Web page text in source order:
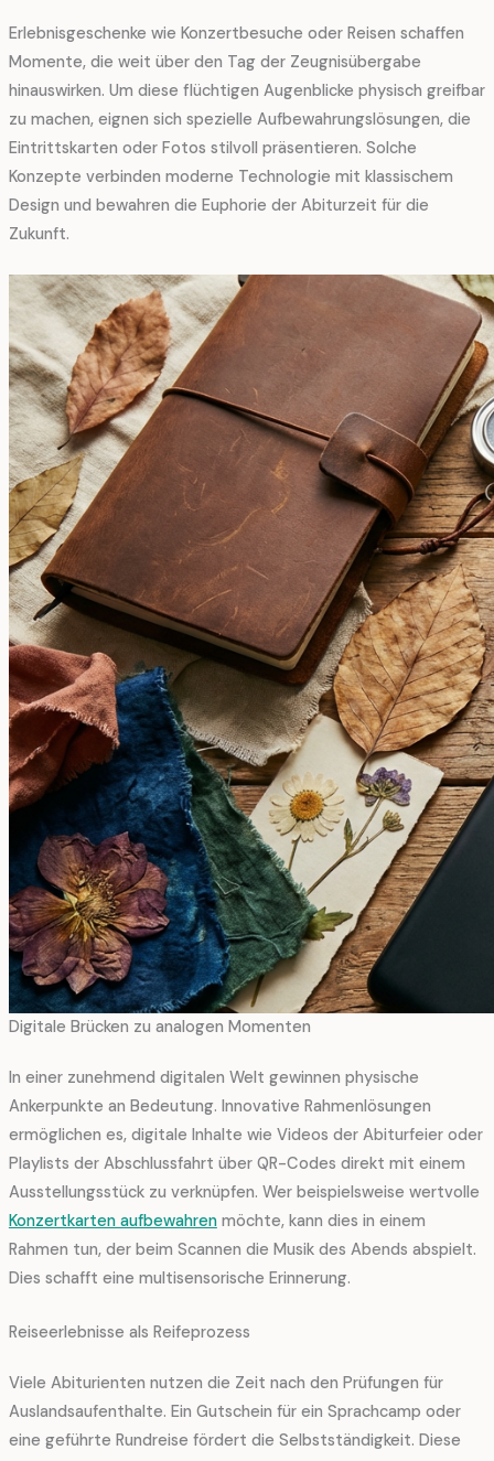
Erlebnisgeschenke wie Konzertbesuche oder Reisen schaffen
Momente, die weit über den Tag der Zeugnisübergabe
hinauswirken. Um diese flüchtigen Augenblicke physisch greifbar
zu machen, eignen sich spezielle Aufbewahrungslösungen, die
Eintrittskarten oder Fotos stilvoll präsentieren. Solche
Konzepte verbinden moderne Technologie mit klassischem
Design und bewahren die Euphorie der Abiturzeit für die
Zukunft.
Digitale Brücken zu analogen Momenten
In einer zunehmend digitalen Welt gewinnen physische
Ankerpunkte an Bedeutung. Innovative Rahmenlösungen
ermöglichen es, digitale Inhalte wie Videos der Abiturfeier oder
Playlists der Abschlussfahrt über QR-Codes direkt mit einem
Ausstellungsstück zu verknüpfen. Wer beispielsweise wertvolle
Konzertkarten aufbewahrenmöchte, kann dies in einem
Rahmen tun, der beim Scannen die Musik des Abends abspielt.
Dies schafft eine multisensorische Erinnerung.
Reiseerlebnisse als Reifeprozess
Viele Abiturienten nutzen die Zeit nach den Prüfungen für
Auslandsaufenthalte. Ein Gutschein für ein Sprachcamp oder
eine geführte Rundreise fördert die Selbstständigkeit. Diese